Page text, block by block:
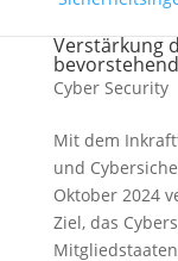
Verstärkung
Cyber Security
Mit dem
und
Oktober 2024
Ziel, das